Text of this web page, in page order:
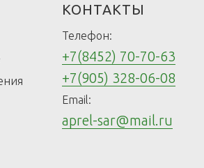
КОНТАКТЫ
Телефон:
+7(8452) 70-70-63
+7(905) 328-06-08
Email:
aprel-sar@mail.ru